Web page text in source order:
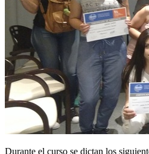
Durante el curso se dictan los